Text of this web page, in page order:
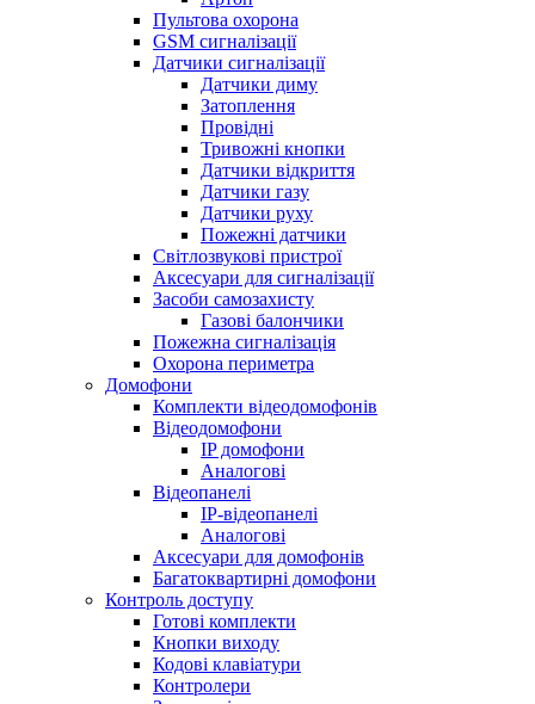
Пультова охорона
GSM сигналізації
Датчики сигналізації
Датчики диму
Затоплення
Провідні
Тривожні кнопки
Датчики відкриття
Датчики газу
Датчики руху
Пожежні датчики
Світлозвукові пристрої
Аксесуари для сигналізації
Засоби самозахисту
Газові балончики
Пожежна сигналізація
Охорона периметра
Домофони
Комплекти відеодомофонів
Відеодомофони
IP домофони
Аналогові
Відеопанелі
IP-відеопанелі
Аналогові
Аксесуари для домофонів
Багатоквартирні домофони
Контроль доступу
Готові комплекти
Кнопки виходу
Кодові клавіатури
Контролери